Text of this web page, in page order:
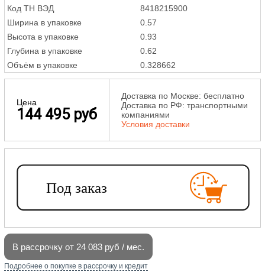
Код ТН ВЭД
8418215900
Ширина в упаковке
0.57
Высота в упаковке
0.93
Глубина в упаковке
0.62
Объём в упаковке
0.328662
Цена
144 495 руб
Доставка по Москве: бесплатно
Доставка по РФ: транспортными
компаниями
Условия доставки
В рассрочку от 24 083 руб / мес.
Подробнее о покупке в рассрочку и кредит